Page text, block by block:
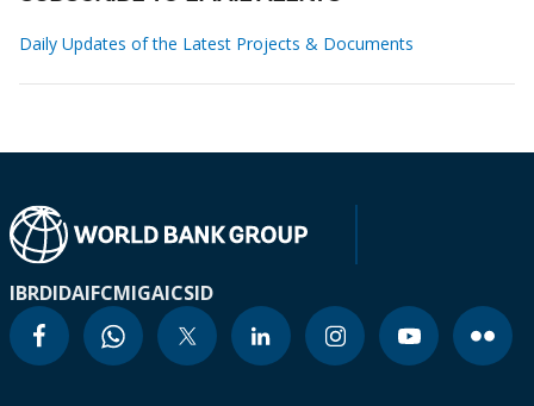
Daily Updates of the Latest Projects & Documents
IBRDIDAIFCMIGAICSID